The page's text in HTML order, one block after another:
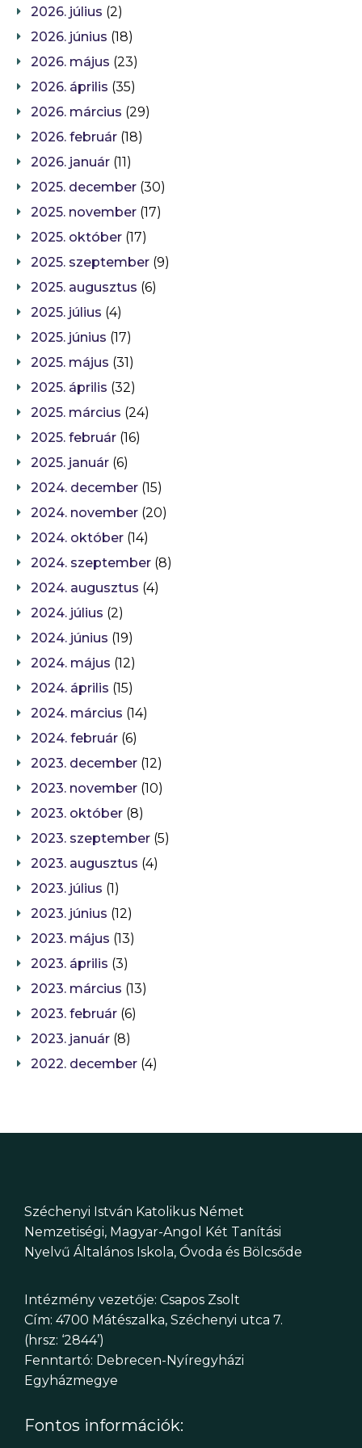
2026. július (2)
2026. június (18)
2026. május (23)
2026. április (35)
2026. március (29)
2026. február (18)
2026. január (11)
2025. december (30)
2025. november (17)
2025. október (17)
2025. szeptember (9)
2025. augusztus (6)
2025. július (4)
2025. június (17)
2025. május (31)
2025. április (32)
2025. március (24)
2025. február (16)
2025. január (6)
2024. december (15)
2024. november (20)
2024. október (14)
2024. szeptember (8)
2024. augusztus (4)
2024. július (2)
2024. június (19)
2024. május (12)
2024. április (15)
2024. március (14)
2024. február (6)
2023. december (12)
2023. november (10)
2023. október (8)
2023. szeptember (5)
2023. augusztus (4)
2023. július (1)
2023. június (12)
2023. május (13)
2023. április (3)
2023. március (13)
2023. február (6)
2023. január (8)
2022. december (4)
Széchenyi István Katolikus Német
Nemzetiségi, Magyar-Angol Két Tanítási
Nyelvű Általános Iskola, Óvoda és Bölcsőde
Intézmény vezetője: Csapos Zsolt
Cím: 4700 Mátészalka, Széchenyi utca 7.
(hrsz: ‘2844’)
Fenntartó: Debrecen-Nyíregyházi
Egyházmegye
Fontos információk: